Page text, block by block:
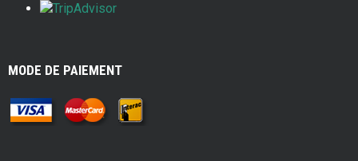
MODE DE PAIEMENT